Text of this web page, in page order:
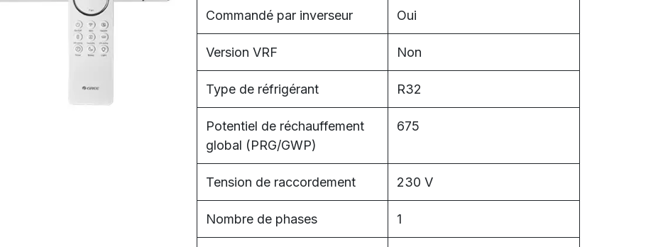
Commandé par inverseur Oui
Version VRF Non
Type de réfrigérant R32
Potentiel de réchauffement
global (PRG/GWP)
675
Tension de raccordement 230 V
Nombre de phases 1